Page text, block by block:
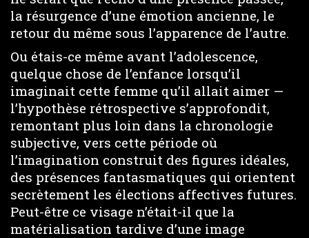
la résurgence d’une émotion ancienne, le
retour du même sous l’apparence de l’autre.
Ou étais-ce même avant l’adolescence,
quelque chose de l’enfance lorsqu’il
imaginait cette femme qu’il allait aimer —
l’hypothèse rétrospective s’approfondit,
remontant plus loin dans la chronologie
subjective, vers cette période où
l’imagination construit des figures idéales,
des présences fantasmatiques qui orientent
secrètement les élections affectives futures.
Peut-être ce visage n’était-il que la
matérialisation tardive d’une image